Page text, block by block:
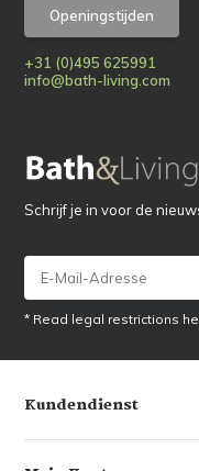
Openingstijden
+31 (0)495 625991
info@bath-living.com
Schrijf je in voor de
* Read legal restrictions
Kundendienst